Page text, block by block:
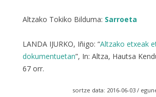
Altzako Tokiko Bilduma: Sarroeta
LANDA IJURKO, Iñigo: “Altzako etxeak
dokumentuetan”, In: Altza, Hautsa
67 orr.
sortze data: 2016-06-03 /